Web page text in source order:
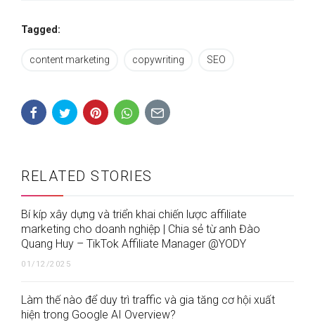
Tagged:
content marketing copywriting SEO
RELATED STORIES
Bí kíp xây dựng và triển khai chiến lược affiliate
marketing cho doanh nghiệp | Chia sẻ từ anh Đào
Quang Huy – TikTok Affiliate Manager @YODY
01/12/2025
Làm thế nào để duy trì traffic và gia tăng cơ hội xuất
hiện trong Google AI Overview?